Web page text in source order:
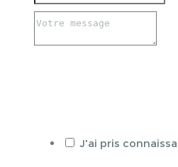
J'ai pris